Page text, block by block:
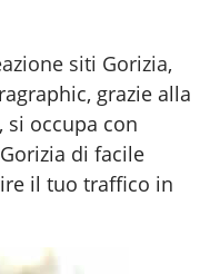
siti Gorizia,
grazie alla
, si occupa con
di facile
il tuo traffico in